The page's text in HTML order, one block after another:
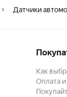
Датчики
Как
Оплата и